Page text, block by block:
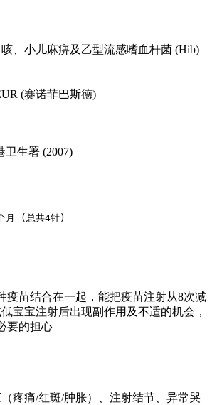
、小儿麻痹及乙型流感嗜血杆菌 (Hib)
(赛诺菲巴斯德)
卫生署 (2007)
月 (总共4针)
疫苗结合在一起，能把疫苗注射从8次减
宝宝注射后出现副作用及不适的机会，
要的担心
疼痛/红斑/肿胀）、注射结节、异常哭